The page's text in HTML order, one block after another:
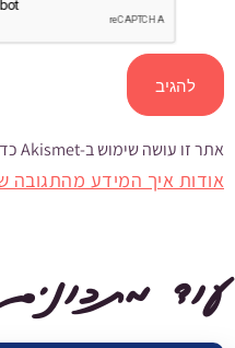
אתר זו עושה שימוש ב-Akismet כדי לסנן תגובות זבל.
אודות איך המידע מהתגובה
עוד